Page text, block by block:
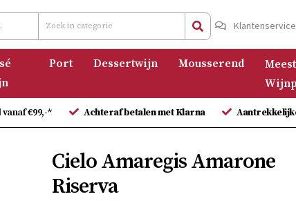
Klantenservice
Port Dessertwijn Mousserend
vanaf €99,-* Achteraf betalen met Klarna
Cielo Amaregis Amarone
Riserva